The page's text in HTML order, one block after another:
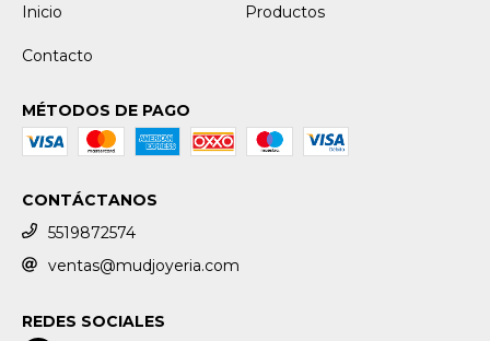
Inicio
Productos
Contacto
MÉTODOS DE PAGO
CONTÁCTANOS
5519872574
ventas@mudjoyeria.com
REDES SOCIALES